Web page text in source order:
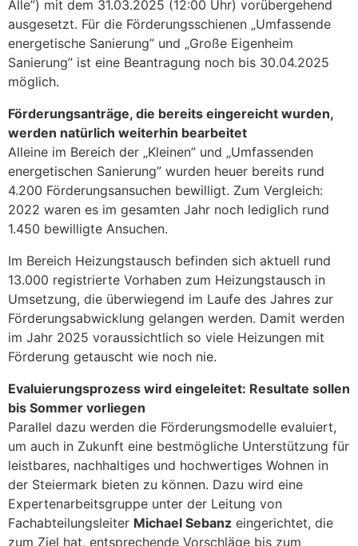
Alle”) mit dem 31.03.2025 (12:00 Uhr) vorübergehend
ausgesetzt. Für die Förderungsschienen „Umfassende
energetische Sanierung” und „Große Eigenheim
Sanierung” ist eine Beantragung noch bis 30.04.2025
möglich.
Förderungsanträge, die bereits eingereicht wurden,
werden natürlich weiterhin bearbeitet
Alleine im Bereich der „Kleinen” und „Umfassenden
energetischen Sanierung” wurden heuer bereits rund
4.200 Förderungsansuchen bewilligt. Zum Vergleich:
2022 waren es im gesamten Jahr noch lediglich rund
1.450 bewilligte Ansuchen.
Im Bereich Heizungstausch befinden sich aktuell rund
13.000 registrierte Vorhaben zum Heizungstausch in
Umsetzung, die überwiegend im Laufe des Jahres zur
Förderungsabwicklung gelangen werden. Damit werden
im Jahr 2025 voraussichtlich so viele Heizungen mit
Förderung getauscht wie noch nie.
Evaluierungsprozess wird eingeleitet: Resultate sollen
bis Sommer vorliegen
Parallel dazu werden die Förderungsmodelle evaluiert,
um auch in Zukunft eine bestmögliche Unterstützung für
leistbares, nachhaltiges und hochwertiges Wohnen in
der Steiermark bieten zu können. Dazu wird eine
Expertenarbeitsgruppe unter der Leitung von
Fachabteilungsleiter Michael Sebanz eingerichtet, die
zum Ziel hat, entsprechende Vorschläge bis zum